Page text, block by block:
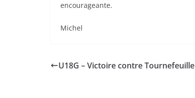
encourageante.
Michel
U18G – Victoire contre